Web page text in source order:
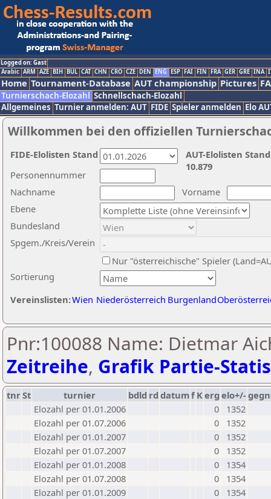
Logged on: Gast
Arabic ARM AZE BIH BUL CAT CHN CRO CZE DEN ENG ESP FAI FIN FRA GER GRE INA
Home Tournament-Database AUT championship Pictures
Turnierschach-Elozahl Schnellschach-Elozahl
Allgemeines Turnier anmelden: AUT FIDE Spieler anmelden Elo
Willkommen bei den offiziellen
Nachname
Vorname
Ebene
Sortierung
Personennummer
Bundesland
Spgem./Kreis/Verein
Nur "österreichische" Spieler
Vereinslisten:Wien Niederösterreich Burgenland
AUT-Elolisten
10.879
FIDE-Elolisten Stand
Pnr:100088 Name: Dietmar
Zeitreihe, Grafik Partie-
tnrSt turnier bdld rd datumf Kerg elo+/-
Elozahl per 01.01.2006
0
1352
Elozahl per 01.07.2006
0
1352
Elozahl per 01.01.2007
0
1352
Elozahl per 01.07.2007
0
1352
Elozahl per 01.01.2008
0
1354
Elozahl per 01.07.2008
0
1354
Elozahl per 01.01.2009
0
1354